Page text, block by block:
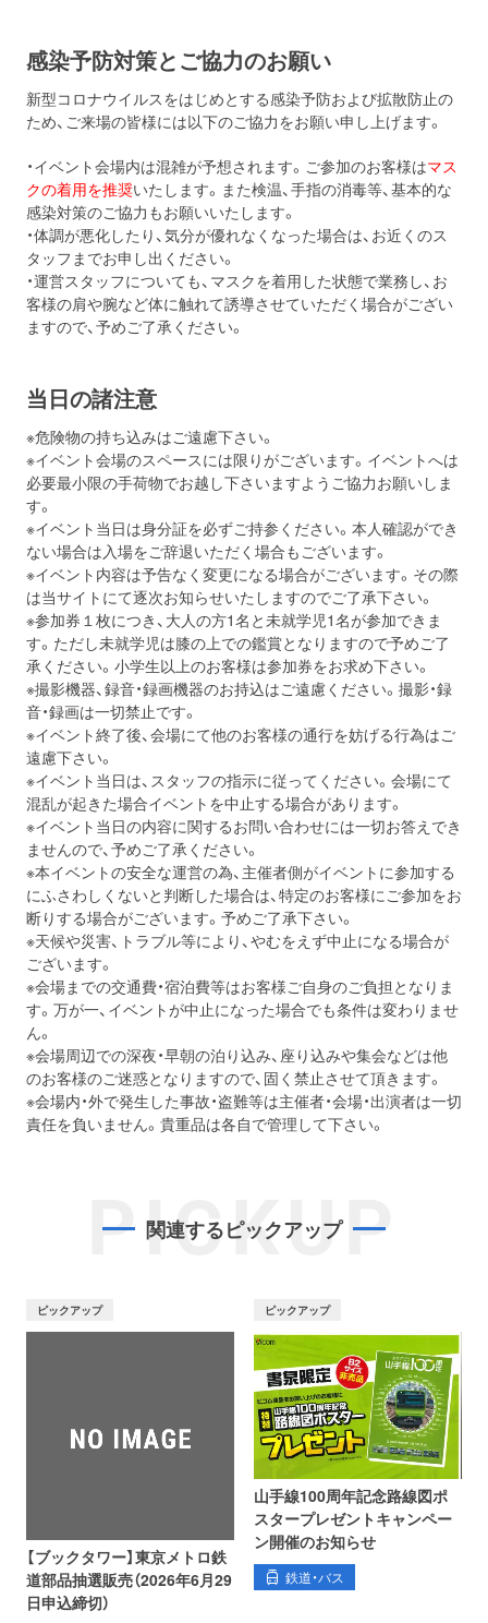
感染予防対策とご協力のお願い
新型コロナウイルスをはじめとする感染予防および拡散防止の
ため、ご来場の皆様には以下のご協力をお願い申し上げます。
・イベント会場内は混雑が予想されます。ご参加のお客様はマス
クの着用を推奨いたします。また検温、手指の消毒等、基本的な
感染対策のご協力もお願いいたします。
・体調が悪化したり、気分が優れなくなった場合は、お近くのス
タッフまでお申し出ください。
・運営スタッフについても、マスクを着用した状態で業務し、お
客様の肩や腕など体に触れて誘導させていただく場合がござい
ますので、予めご了承ください。
当日の諸注意
※危険物の持ち込みはご遠慮下さい。
※イベント会場のスペースには限りがございます。 イベントへは
必要最小限の手荷物でお越し下さいますようご協力お願いしま
す。
※イベント当日は身分証を必ずご持参ください。 本人確認ができ
ない場合は入場をご辞退いただく場合もございます。
※イベント内容は予告なく変更になる場合がございます。 その際
は当サイトにて逐次お知らせいたしますのでご了承下さい。
※参加券１枚につき、 大人の方1名と未就学児1名が参加できま
す。 ただし未就学児は膝の上での鑑賞となりますので予めご了
承くださ い。小学生以上のお客様は参加券をお求め下さい。
※撮影機器、録音・録画機器のお持込はご遠慮ください。撮影・録
音・録画は一切禁止です。
※イベント終了後、会場にて他のお客様の通行を妨げる行為はご
遠慮下さい。
※イベント当日は、 スタッフの指示に従ってください。 会場にて
混乱が起きた場合イベントを中止する場合があります。
※イベント当日の内容に関するお問い合わせには一切お答えでき
ませんので、予めご了承ください。
※本イベントの安全な運営の為、 主催者側がイベントに参加する
にふさわしくないと判断した場合は、特定のお客様にご参加をお
断りする場合がございます。 予めご了承下さい。
※天候や災害、トラブル等により、やむをえず中止になる場合が
ございます。
※会場までの交通費・宿泊費等はお客様ご自身のご負担となりま
す。万が一、 イベントが中止になった場合でも条件は変わりませ
ん。
※会場周辺での深夜・早朝の泊り込み、 座り込みや集会などは他
のお客様のご迷惑となりますので、 固く禁止させて頂きます。
※会場内・外で発生した事故・盗難等は主催者・会場・出演者は一切
責任を負いません。貴重品は各自で管理して下さい。
PICKUP
関連するピックアップ
ピックアップ
【ブックタワー】東京メトロ鉄
道部品抽選販売（2026年6月29
日申込締切）
ピックアップ
山手線100周年記念路線図ポ
スタープレゼントキャンペー
ン開催のお知らせ
鉄道・バス